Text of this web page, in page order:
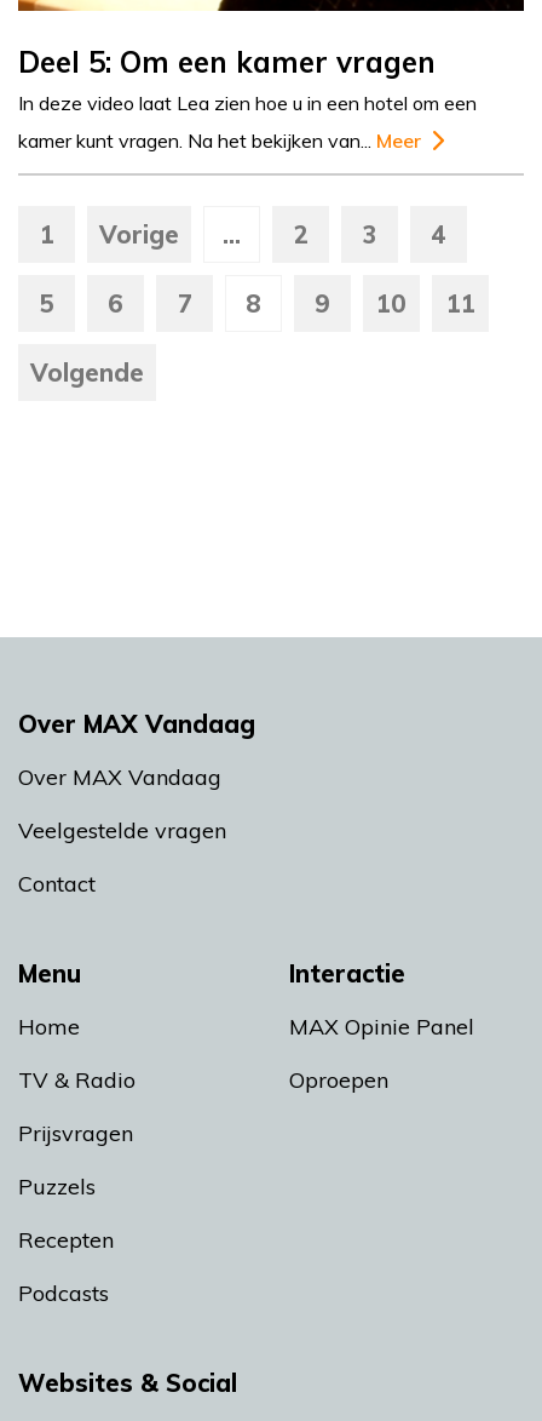
Deel 5: Om een kamer vragen
In deze video laat Lea zien hoe u in een hotel om een
kamer kunt vragen. Na het bekijken van... Meer
1 Vorige ... 2 3 4
5 6 7 8 9 10 11
Volgende
Menu
Home
TV & Radio
Prijsvragen
Puzzels
Recepten
Podcasts
Interactie
MAX Opinie Panel
Oproepen
Over MAX Vandaag
Over MAX Vandaag
Veelgestelde vragen
Contact
Websites & Social